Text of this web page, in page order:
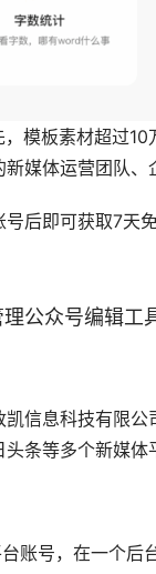
模板素材超过
媒体运营团队
号后即可获取7天
公众号编辑工
信息科技有限
条等多个新媒体
账号，在一个后